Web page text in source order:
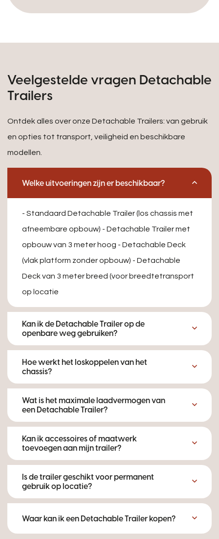
Veelgestelde vragen Detachable
Trailers
Ontdek alles over onze Detachable Trailers: van gebruik
en opties tot transport, veiligheid en beschikbare
modellen.
Welke uitvoeringen zijn er beschikbaar?
- Standaard Detachable Trailer (los chassis met
afneembare opbouw) - Detachable Trailer met
opbouw van 3 meter hoog - Detachable Deck
(vlak platform zonder opbouw) - Detachable
Deck van 3 meter breed (voor breedtetransport
op locatie
Kan ik de Detachable Trailer op de
openbare weg gebruiken?
Hoe werkt het loskoppelen van het
chassis?
Wat is het maximale laadvermogen van
een Detachable Trailer?
Kan ik accessoires of maatwerk
toevoegen aan mijn trailer?
Is de trailer geschikt voor permanent
gebruik op locatie?
Waar kan ik een Detachable Trailer kopen?